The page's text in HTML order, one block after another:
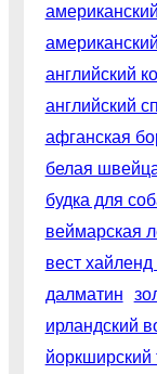
английский
английский
афганская
белая
будка для
веймарская
вест
далматин
ирландский
йоркширский